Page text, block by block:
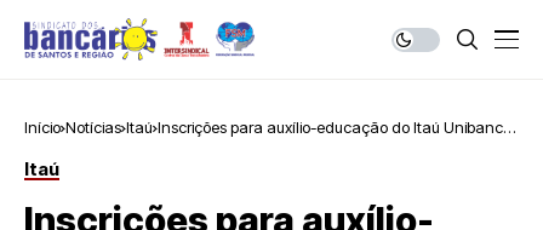
Início Notícias Itaú Inscrições para auxílio-educação do Itaú Unibanco
Itaú
Inscrições para auxílio-